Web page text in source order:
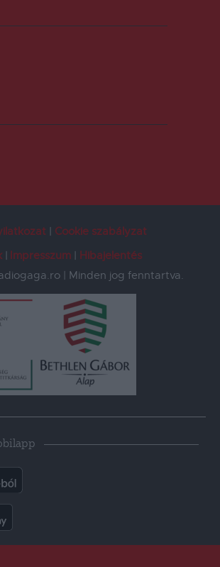
Cookie szabályzat
Impresszum
Hibajelentés
| Minden jog fenntartva.